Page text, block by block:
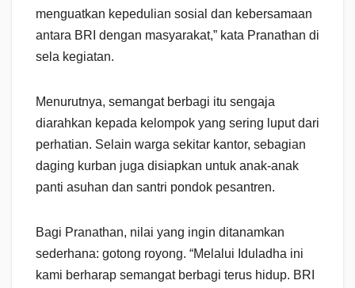
menguatkan kepedulian sosial dan kebersamaan
antara BRI dengan masyarakat,” kata Pranathan di
sela kegiatan.
Menurutnya, semangat berbagi itu sengaja
diarahkan kepada kelompok yang sering luput dari
perhatian. Selain warga sekitar kantor, sebagian
daging kurban juga disiapkan untuk anak-anak
panti asuhan dan santri pondok pesantren.
Bagi Pranathan, nilai yang ingin ditanamkan
sederhana: gotong royong. “Melalui Iduladha ini
kami berharap semangat berbagi terus hidup. BRI